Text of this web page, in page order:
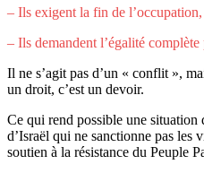
– Ils exigent la fin de
– Ils demandent l’égalité
Il ne s’agit pas d’un « conflit »,
un droit, c’est un devoir.
Ce qui rend possible une
d’Israël qui ne sanctionne pas
soutien à la résistance du Peuple